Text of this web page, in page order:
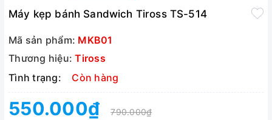
Máy kẹp bánh Sandwich Tiross TS-514
Mã sản phẩm: MKB01
Thương hiệu: Tiross
Tình trạng:
Còn hàng
550.000₫ 790.000₫